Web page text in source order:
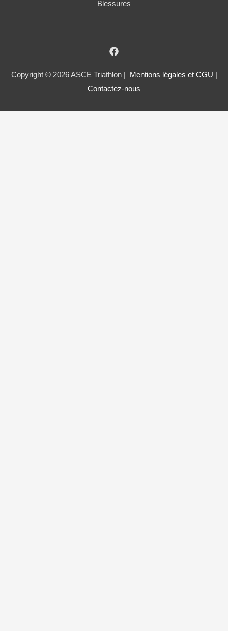
Blessures
Copyright © 2026 ASCE Triathlon | Mentions légales et CGU
Contactez-nous